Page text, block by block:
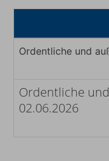
Ordentliche und
Ordentliche
02.06.2026